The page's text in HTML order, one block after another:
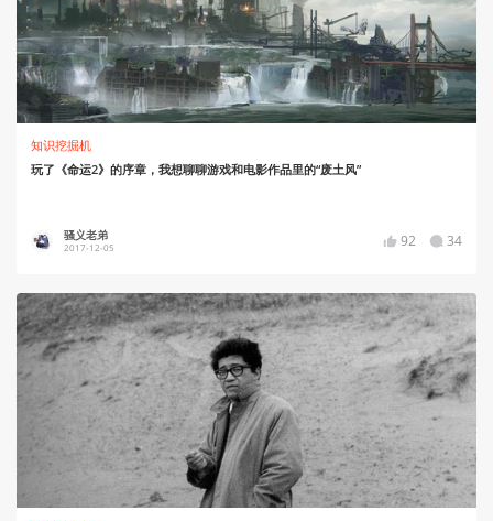
知识挖掘机
玩了《命运2》的序章，我想聊聊游戏和电影作品里的“废土风”
骚义老弟
2017-12-05 92 34